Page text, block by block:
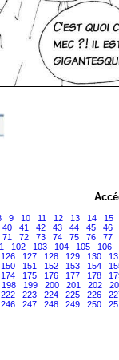
9 10 11 12 13 14
15
40 41 42 43 44 45
46
71 72 73 74 75 76
77
102 103 104 105
106
126 127 128 129 130
150 151 152 153 154
174 175 176 177 178
198 199 200 201 202
222 223 224 225 226
246 247 248 249 250